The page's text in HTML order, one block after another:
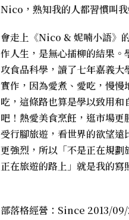
Nico，熟知我的人都習慣叫我
會走上《Nico & 妮喃小語》
作人生，是無心插柳的結果。
攻食品科學，讀了七年嘉義大
實作，因為愛煮、愛吃，慢慢
吃，這條路也算是學以致用和
吧！熱愛美食烹飪，逛市場更
受行腳旅遊，看世界的欲望遠
更強烈，所以「不是正在規劃
正在旅遊的路上」就是我的寫
部落格經營：Since 2013/